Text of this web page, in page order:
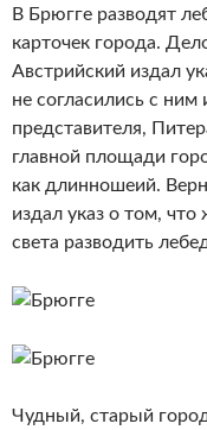
В Брюгге разводят
карточек города.
Австрийский издал
не согласились с ним
представителя,
главной площади
как длинношеий.
издал указ о том,
света разводить
Чудный, старый